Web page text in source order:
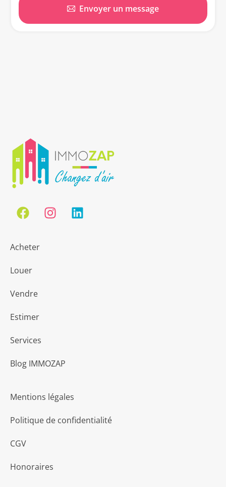
Envoyer un message
Acheter
Louer
Vendre
Estimer
Services
Blog IMMOZAP
Mentions légales
Politique de confidentialité
CGV
Honoraires